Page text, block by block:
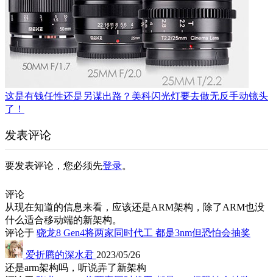
这是有钱任性还是另谋出路？美科闪光灯要去做无反手动镜头
了！
发表评论
要发表评论，您必须先登录。
评论
从现在知道的信息来看，应该还是ARM架构，除了ARM也没
什么适合移动端的新架构。
评论于 骁龙8 Gen4将两家同时代工 都是3nm但恐怕会抽奖
爱折腾的深水君 2023/05/26
还是arm架构吗，听说弄了新架构